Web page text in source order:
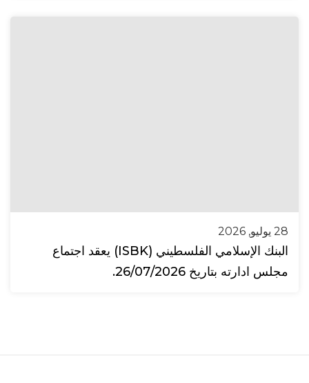
28 يوليو, 2026
البنك الإسلامي الفلسطيني (ISBK) يعقد اجتماع
مجلس ادارته بتاريخ 26/07/2026.